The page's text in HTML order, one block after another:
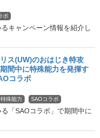
ボ
キャンペーン情報を紹介し
ス(UW)のおはじき特攻
間中に特殊能力を発揮す
コラボ
特殊能力 SAOコラボ
「SAOコラボ」で期間中に